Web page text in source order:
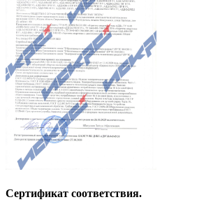
Сертификат соответствия.